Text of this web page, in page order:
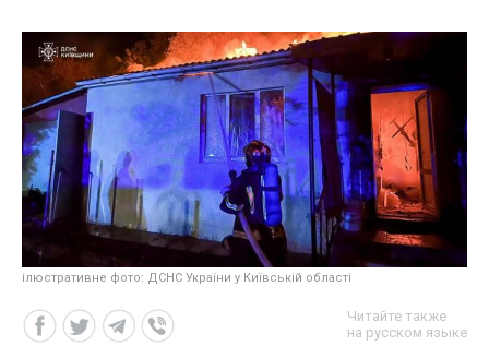
ілюстративне фото: ДСНС України у Київській області
Читайте также
на русском языке